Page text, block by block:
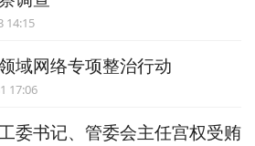
04-13 14:15
域网络专项整治行动
03-31 17:06
委书记、管委会主任宫权受贿